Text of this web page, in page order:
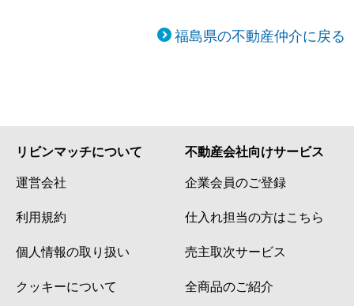
福島県の不動産仲介に戻る
リビンマッチについて
運営会社
利用規約
個人情報の取り扱い
クッキーについて
不動産会社向けサービス
企業会員のご登録
仕入れ担当の方はこちら
売主取次サービス
全商品のご紹介